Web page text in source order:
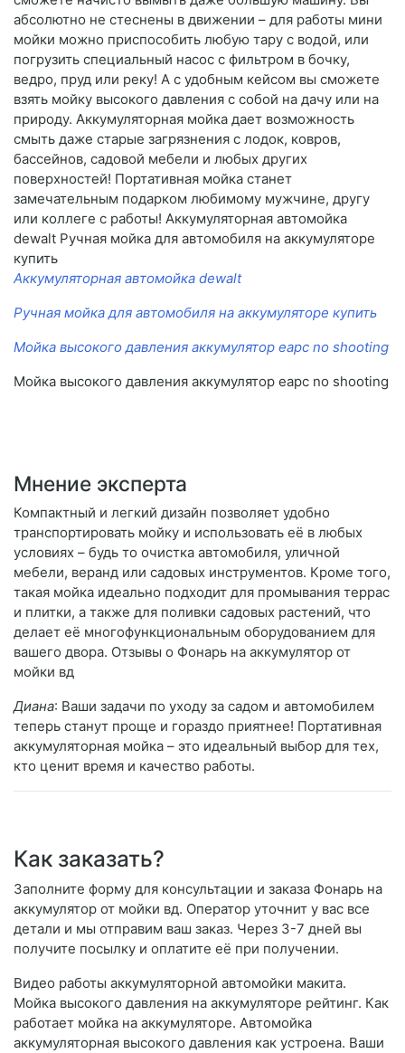
абсолютно не стеснены в движении – для работы мини
мойки можно приспособить любую тару с водой, или
погрузить специальный насос с фильтром в бочку,
ведро, пруд или реку! А с удобным кейсом вы сможете
взять мойку высокого давления с собой на дачу или на
природу. Аккумуляторная мойка дает возможность
смыть даже старые загрязнения с лодок, ковров,
бассейнов, садовой мебели и любых других
поверхностей! Портативная мойка станет
замечательным подарком любимому мужчине, другу
или коллеге с работы! Аккумуляторная автомойка
dewalt Ручная мойка для автомобиля на аккумуляторе
купить
Аккумуляторная автомойка dewalt
Ручная мойка для автомобиля на аккумуляторе купить
Мойка высокого давления аккумулятор eapc no shooting
Мойка высокого давления аккумулятор eapc no shooting
Мнение эксперта
Компактный и легкий дизайн позволяет удобно
транспортировать мойку и использовать её в любых
условиях – будь то очистка автомобиля, уличной
мебели, веранд или садовых инструментов. Кроме того,
такая мойка идеально подходит для промывания террас
и плитки, а также для поливки садовых растений, что
делает её многофункциональным оборудованием для
вашего двора. Отзывы о Фонарь на аккумулятор от
мойки вд
Диана: Ваши задачи по уходу за садом и автомобилем
теперь станут проще и гораздо приятнее! Портативная
аккумуляторная мойка – это идеальный выбор для тех,
кто ценит время и качество работы.
Как заказать?
Заполните форму для консультации и заказа Фонарь на
аккумулятор от мойки вд. Оператор уточнит у вас все
детали и мы отправим ваш заказ. Через 3-7 дней вы
получите посылку и оплатите её при получении.
Видео работы аккумуляторной автомойки макита.
Мойка высокого давления на аккумуляторе рейтинг. Как
работает мойка на аккумуляторе. Автомойка
аккумуляторная высокого давления как устроена. Ваши